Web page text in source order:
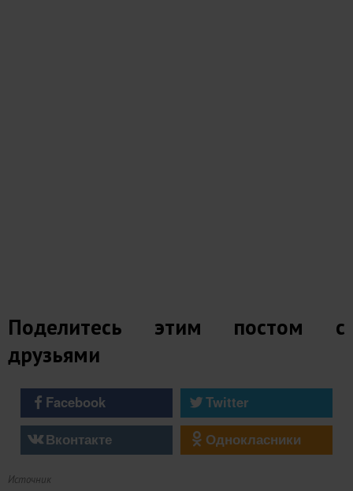
Поделитесь этим постом с
друзьями
Facebook
Twitter
Вконтакте
Однокласники
Источник